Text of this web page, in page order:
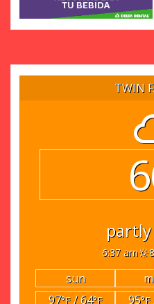
TWIN
6:37 am
sun
97°F/ 64°F 95°F